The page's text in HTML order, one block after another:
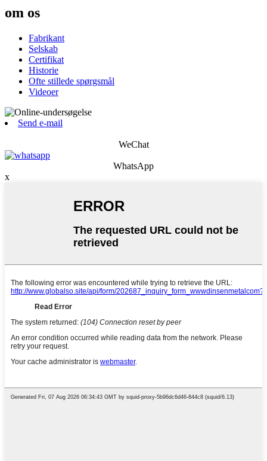
om os
Fabrikant
Selskab
Certifikat
Historie
Ofte stillede spørgsmål
Videoer
Send e-mail
WeChat
WhatsApp
x